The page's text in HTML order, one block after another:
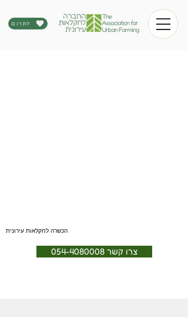
לתרום
הכשרה לחקלאות עירונית
צרו קשר 054-4080008